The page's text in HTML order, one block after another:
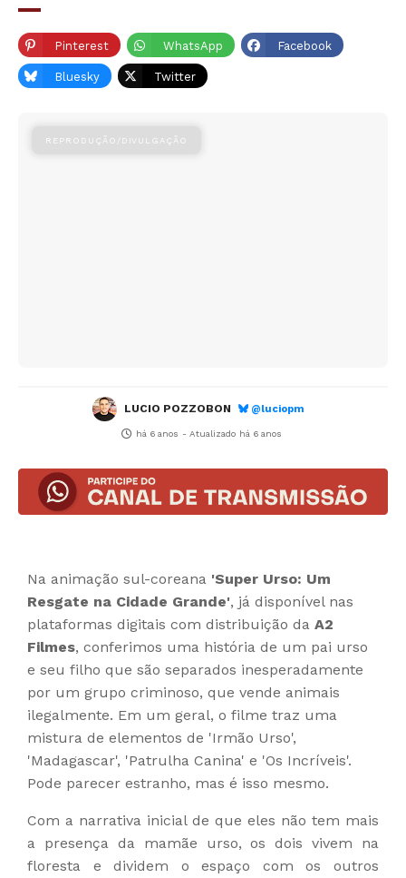
Pinterest WhatsApp Facebook
Bluesky Twitter
LUCIO POZZOBON @luciopm
há 6 anos - Atualizado há 6 anos
Na animação sul-coreana 'Super Urso: Um
Resgate na Cidade Grande', já disponível nas
plataformas digitais com distribuição da A2
Filmes, conferimos uma história de um pai urso
e seu filho que são separados inesperadamente
por um grupo criminoso, que vende animais
ilegalmente. Em um geral, o filme traz uma
mistura de elementos de 'Irmão Urso',
'Madagascar', 'Patrulha Canina' e 'Os Incríveis'.
Pode parecer estranho, mas é isso mesmo.
Com a narrativa inicial de que eles não tem mais
a presença da mamãe urso, os dois vivem na
floresta e dividem o espaço com os outros